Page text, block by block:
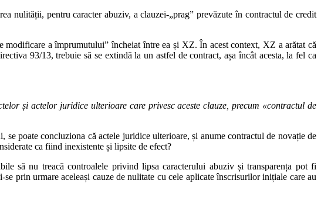
nulității, pentru caracter abuziv, a clauzei‑„prag” prevăzute în contractul de credit
modificare a împrumutului” încheiat între ea și XZ. În acest context, XZ a arătat că
93/13, trebuie să se extindă la un astfel de contract, așa încât acesta, la fel ca
și actelor juridice ulterioare care privesc aceste clauze, precum «contractul de
poate concluziona că actele juridice ulterioare, și anume contractul de novație de
ca fiind inexistente și lipsite de efect?
să nu treacă controalele privind lipsa caracterului abuziv și transparența pot fi
prin urmare aceleași cauze de nulitate cu cele aplicate înscrisurilor inițiale care au